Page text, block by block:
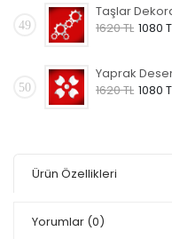
49
1620 TL 1080
50
1620 TL 1080
Ürün Özellikleri
Yorumlar (0)